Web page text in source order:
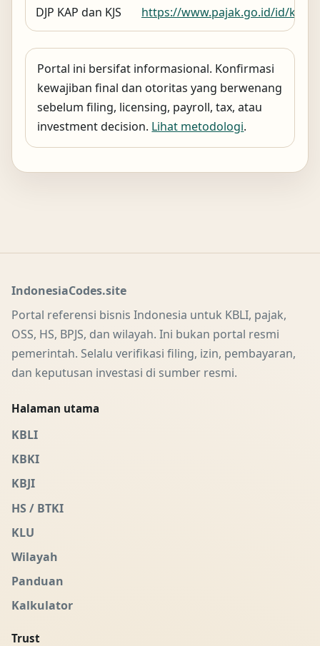
DJP KAP dan KJS https://www.pajak.go.id/id/
Portal ini bersifat informasional. Konfirmasi
kewajiban final dan otoritas yang berwenang
sebelum filing, licensing, payroll, tax, atau
investment decision. Lihat metodologi.
IndonesiaCodes.site
Portal referensi bisnis Indonesia untuk KBLI, pajak,
OSS, HS, BPJS, dan wilayah. Ini bukan portal resmi
pemerintah. Selalu verifikasi filing, izin, pembayaran,
dan keputusan investasi di sumber resmi.
Halaman utama
KBLI
KBKI
KBJI
HS / BTKI
KLU
Wilayah
Panduan
Kalkulator
Trust